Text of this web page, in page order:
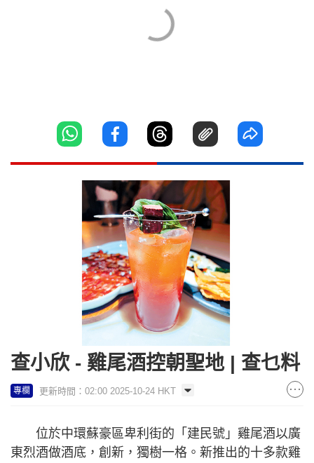
查小欣 - 雞尾酒控朝聖地 | 查乜料
專欄 更新時間：02:00 2025-10-24 HKT
位於中環蘇豪區卑利街的「建民號」雞尾酒以廣
東烈酒做酒底，創新，獨樹一格。新推出的十多款雞